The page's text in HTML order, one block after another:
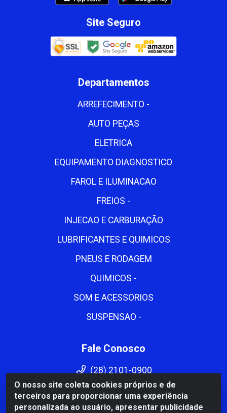
O nosso site coleta cookies próprios e de
terceiros para proporcionar uma experiência
personalizada ao usuário, apresentar publicidade
Site Seguro
Departamentos
ARREFECIMENTO -
AUTO PEÇAS
ELETRICA
EQUIPAMENTO DIAGNOSTICO
FAROL E ILUMINACAO
FREIOS -
INJECAO E CARBURAÇÃO
LUBRIFICANTES E QUIMICOS
PNEUS E RODAGEM
QUIMICOS -
SOM E ACESSORIOS
SUSPENSAO -
Fale Conosco
(28) 2101-0900
(28) 2101-0900
cema@cemadistribuidora.com.br